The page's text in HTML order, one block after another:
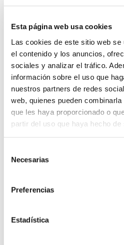
Esta página web usa cookies
Las cookies de este sitio web se
el contenido y los anuncios,
sociales y analizar el tráfico.
información sobre el uso que
nuestros partners de redes
web, quienes pueden
que les haya proporcionado o
partir del uso que haya hecho de
Necesarias
Preferencias
Estadística
compartida
plazas en litera.